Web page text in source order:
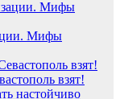
Мифы
взят!